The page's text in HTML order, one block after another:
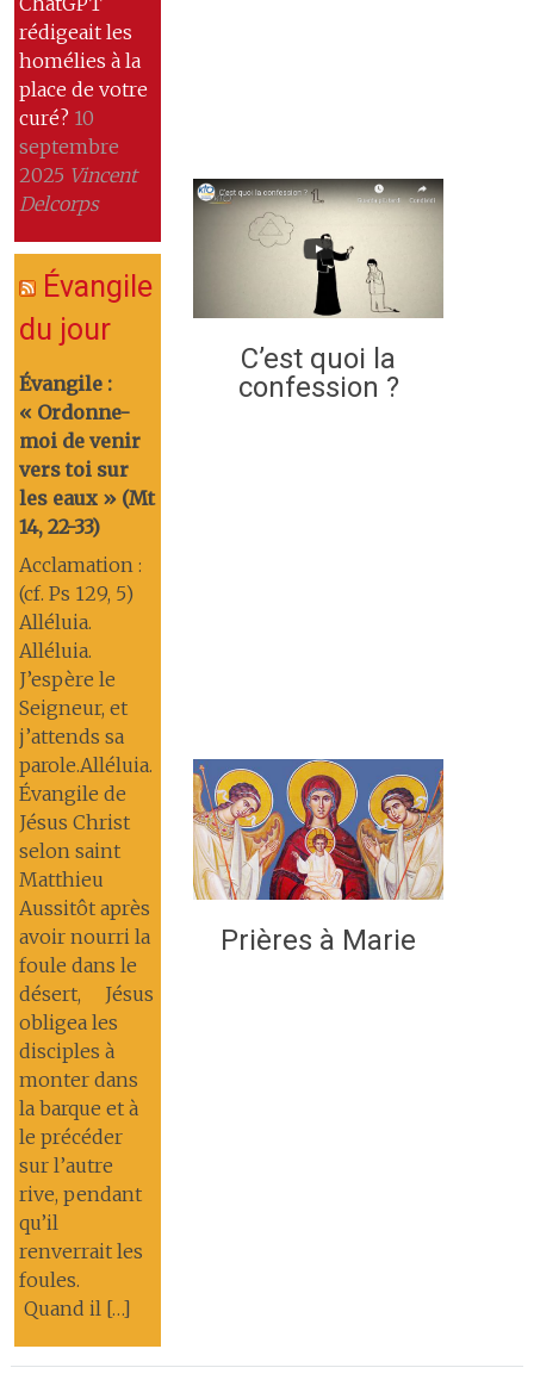
rédigeait les
homélies à la
place de votre
curé? 10
septembre
2025 Vincent
Delcorps
Évangile
du jour
Évangile :
« Ordonne-
moi de venir
vers toi sur
les eaux » (Mt
14, 22-33)
Acclamation :
(cf. Ps 129, 5)
Alléluia.
Alléluia.
J’espère le
Seigneur, et
j’attends sa
parole.Alléluia.
Évangile de
Jésus Christ
selon saint
Matthieu
Aussitôt après
avoir nourri la
foule dans le
désert, Jésus
obligea les
disciples à
monter dans
la barque et à
le précéder
sur l’autre
rive, pendant
qu’il
renverrait les
foules.
Quand il […]
C’est quoi la
confession ?
Prières à Marie